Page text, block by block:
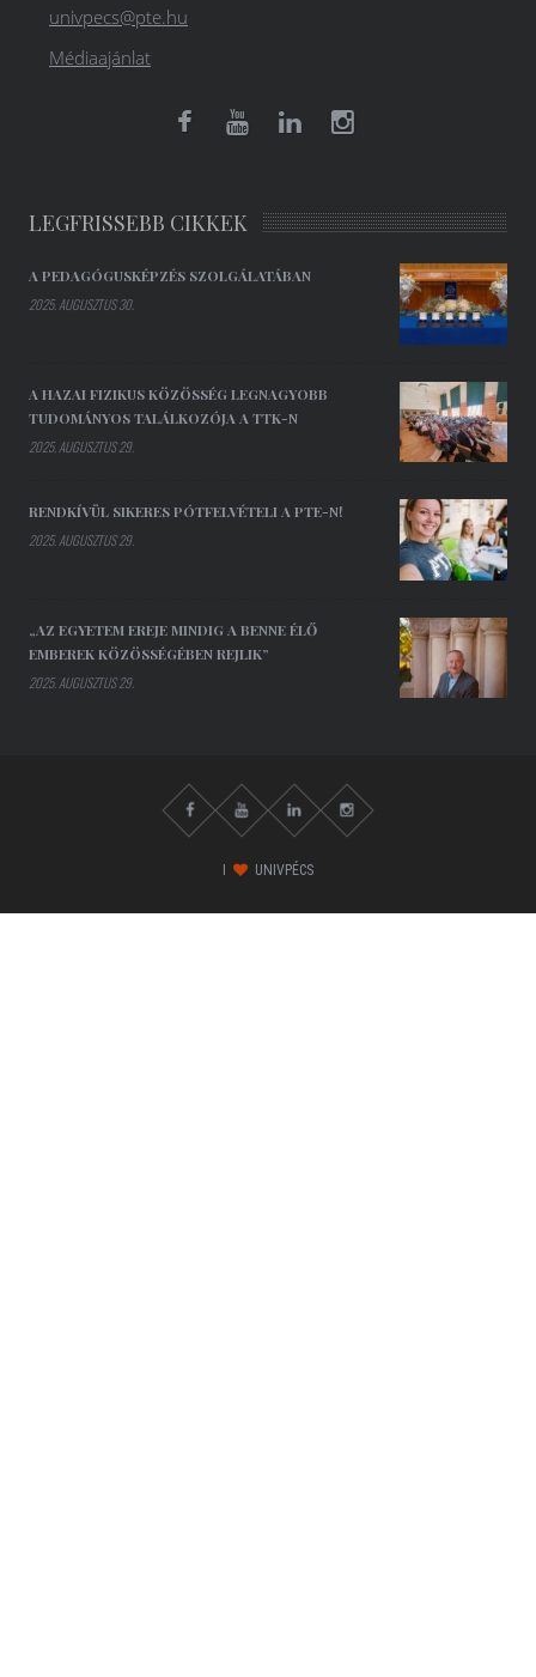
univpecs@pte.hu
Médiaajánlat
LEGFRISSEBB CIKKEK
A PEDAGÓGUSKÉPZÉS SZOLGÁLATÁBAN
2025. AUGUSZTUS 30.
A HAZAI FIZIKUS KÖZÖSSÉG LEGNAGYOBB
TUDOMÁNYOS TALÁLKOZÓJA A TTK-N
2025. AUGUSZTUS 29.
RENDKÍVÜL SIKERES PÓTFELVÉTELI A PTE-N!
2025. AUGUSZTUS 29.
„AZ EGYETEM EREJE MINDIG A BENNE ÉLŐ
EMBEREK KÖZÖSSÉGÉBEN REJLIK”
2025. AUGUSZTUS 29.
UNIVPÉCS